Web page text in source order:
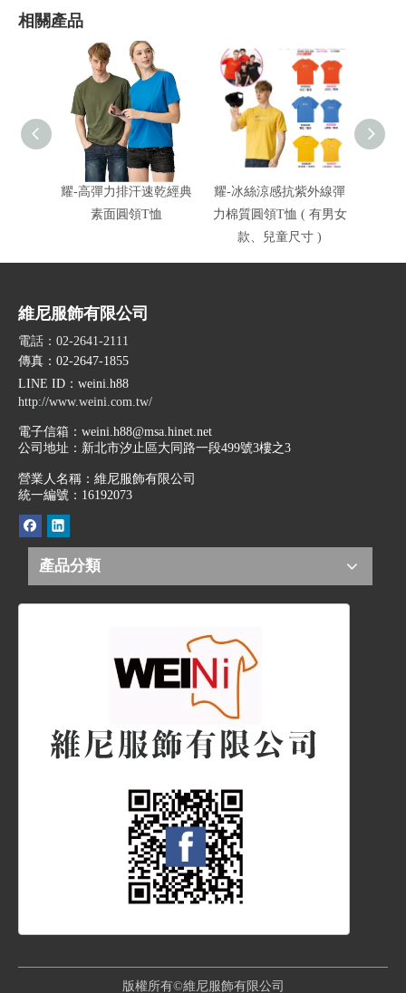
相關產品
耀-高彈力排汗速乾經典
素面圓領T恤
耀-冰絲涼感抗紫外線彈
力棉質圓領T恤 ( 有男女
款、兒童尺寸 )
維尼服飾有限公司
電話：02-2641-2111
傳真：02-2647-1855
LINE ID ：weini.h88
http://www.weini.com.tw/
電子信箱： weini.h88@msa.hinet.net
公司地址： 新北市汐止區大同路一段499號3樓之3
營業人名稱：維尼服飾有限公司
統一編號：16192073
產品分類
版權所有©維尼服飾有限公司